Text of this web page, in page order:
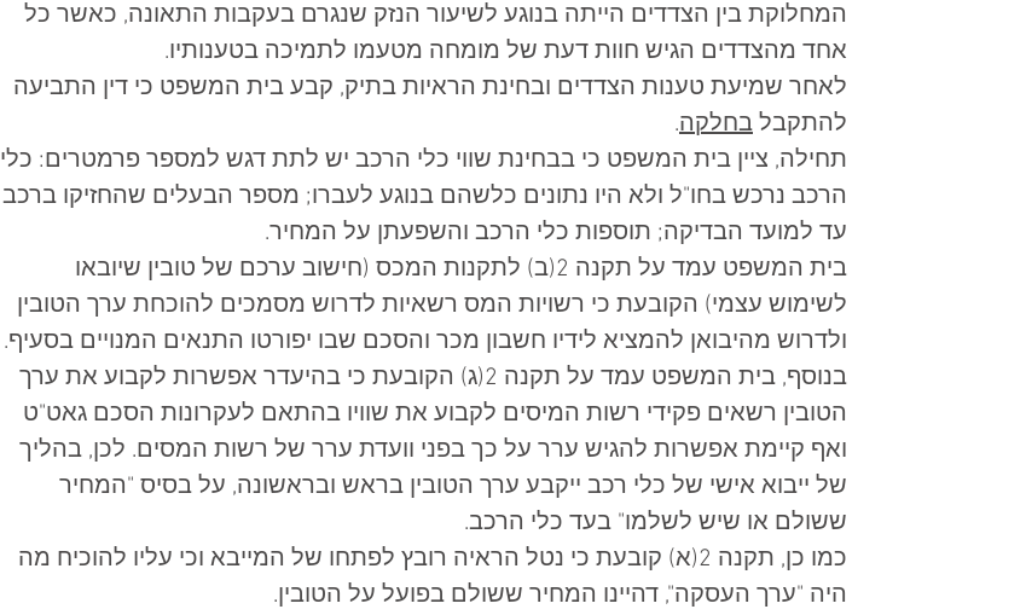
המחלוקת בין הצדדים הייתה בנוגע לשיעור הנזק שנגרם בעקבות התאונה, כאשר כל
אחד מהצדדים הגיש חוות דעת של מומחה מטעמו לתמיכה בטענותיו.
לאחר שמיעת טענות הצדדים ובחינת הראיות בתיק, קבע בית המשפט כי דין התביעה
להתקבל בחלקה.
תחילה, ציין בית המשפט כי בבחינת שווי כלי הרכב יש לתת דגש למספר פרמטרים: כלי
הרכב נרכש בחו"ל ולא היו נתונים כלשהם בנוגע לעברו; מספר הבעלים שהחזיקו ברכב
עד למועד הבדיקה; תוספות כלי הרכב והשפעתן על המחיר.
בית המשפט עמד על תקנה 2(ב) לתקנות המכס (חישוב ערכם של טובין שיובאו
לשימוש עצמי) הקובעת כי רשויות המס רשאיות לדרוש מסמכים להוכחת ערך הטובין
ולדרוש מהיבואן להמציא לידיו חשבון מכר והסכם שבו יפורטו התנאים המנויים בסעיף.
בנוסף, בית המשפט עמד על תקנה 2(ג) הקובעת כי בהיעדר אפשרות לקבוע את ערך
הטובין רשאים פקידי רשות המיסים לקבוע את שוויו בהתאם לעקרונות הסכם גאט"ט
ואף קיימת אפשרות להגיש ערר על כך בפני וועדת ערר של רשות המסים. לכן, בהליך
של ייבוא אישי של כלי רכב ייקבע ערך הטובין בראש ובראשונה, על בסיס "המחיר
ששולם או שיש לשלמו" בעד כלי הרכב.
כמו כן, תקנה 2(א) קובעת כי נטל הראיה רובץ לפתחו של המייבא וכי עליו להוכיח מה
היה "ערך העסקה", דהיינו המחיר ששולם בפועל על הטובין.